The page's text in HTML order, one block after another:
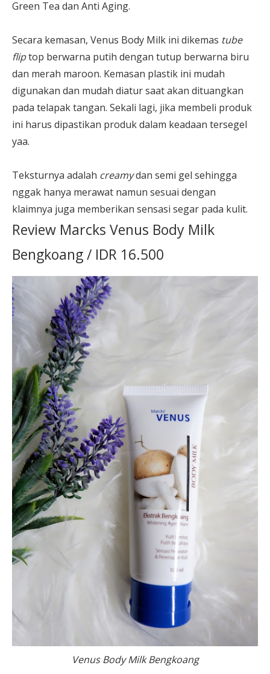
Green Tea dan Anti Aging.
Secara kemasan, Venus Body Milk ini dikemas tube
fliptop berwarna putih dengan tutup berwarna biru
dan merah maroon. Kemasan plastik ini mudah
digunakan dan mudah diatur saat akan dituangkan
pada telapak tangan. Sekali lagi, jika membeli produk
ini harus dipastikan produk dalam keadaan tersegel
yaa.
Teksturnya adalah creamydan semi gel sehingga
nggak hanya merawat namun sesuai dengan
klaimnya juga memberikan sensasi segar pada kulit.
Review Marcks Venus Body Milk
Bengkoang / IDR 16.500
Venus Body Milk Bengkoang